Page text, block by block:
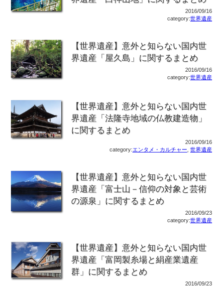
2016/09/16
category:世界遺産
【世界遺産】意外と知らない国内世
界遺産「屋久島」に関するまとめ
2016/09/16
category:世界遺産
【世界遺産】意外と知らない国内世
界遺産「法隆寺地域の仏教建造物」
に関するまとめ
2016/09/16
category:エンタメ・カルチャー ,世界遺産
【世界遺産】意外と知らない国内世
界遺産「富士山－信仰の対象と芸術
の源泉」に関するまとめ
2016/09/23
category:世界遺産
【世界遺産】意外と知らない国内世
界遺産「富岡製糸場と絹産業遺産
群」に関するまとめ
2016/09/23